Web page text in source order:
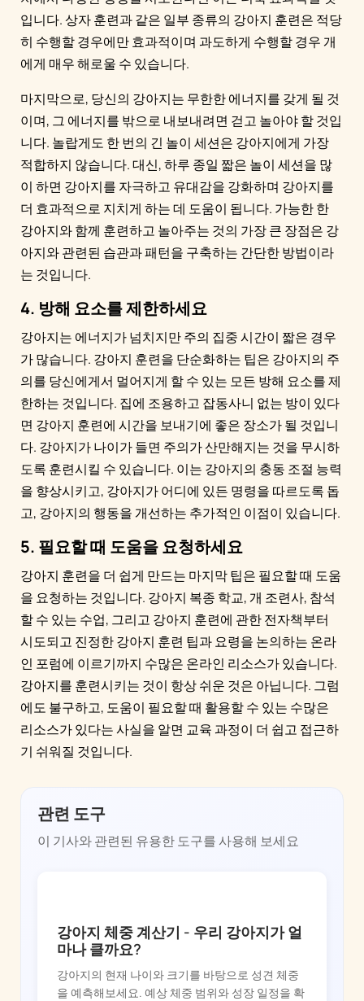
입니다. 상자 훈련과 같은 일부 종류의 강아지 훈련은 적당
히 수행할 경우에만 효과적이며 과도하게 수행할 경우 개
에게 매우 해로울 수 있습니다.
마지막으로, 당신의 강아지는 무한한 에너지를 갖게 될 것
이며, 그 에너지를 밖으로 내보내려면 걷고 놀아야 할 것입
니다. 놀랍게도 한 번의 긴 놀이 세션은 강아지에게 가장
적합하지 않습니다. 대신, 하루 종일 짧은 놀이 세션을 많
이 하면 강아지를 자극하고 유대감을 강화하며 강아지를
더 효과적으로 지치게 하는 데 도움이 됩니다. 가능한 한
강아지와 함께 훈련하고 놀아주는 것의 가장 큰 장점은 강
아지와 관련된 습관과 패턴을 구축하는 간단한 방법이라
는 것입니다.
4. 방해 요소를 제한하세요
강아지는 에너지가 넘치지만 주의 집중 시간이 짧은 경우
가 많습니다. 강아지 훈련을 단순화하는 팁은 강아지의 주
의를 당신에게서 멀어지게 할 수 있는 모든 방해 요소를 제
한하는 것입니다. 집에 조용하고 잡동사니 없는 방이 있다
면 강아지 훈련에 시간을 보내기에 좋은 장소가 될 것입니
다. 강아지가 나이가 들면 주의가 산만해지는 것을 무시하
도록 훈련시킬 수 있습니다. 이는 강아지의 충동 조절 능력
을 향상시키고, 강아지가 어디에 있든 명령을 따르도록 돕
고, 강아지의 행동을 개선하는 추가적인 이점이 있습니다.
5. 필요할 때 도움을 요청하세요
강아지 훈련을 더 쉽게 만드는 마지막 팁은 필요할 때 도움
을 요청하는 것입니다. 강아지 복종 학교, 개 조련사, 참석
할 수 있는 수업, 그리고 강아지 훈련에 관한 전자책부터
시도되고 진정한 강아지 훈련 팁과 요령을 논의하는 온라
인 포럼에 이르기까지 수많은 온라인 리소스가 있습니다.
강아지를 훈련시키는 것이 항상 쉬운 것은 아닙니다. 그럼
에도 불구하고, 도움이 필요할 때 활용할 수 있는 수많은
리소스가 있다는 사실을 알면 교육 과정이 더 쉽고 접근하
기 쉬워질 것입니다.
관련 도구
이 기사와 관련된 유용한 도구를 사용해 보세요
강아지 체중 계산기 - 우리 강아지가 얼
마나 클까요?
강아지의 현재 나이와 크기를 바탕으로 성견 체중
을 예측해보세요. 예상 체중 범위와 성장 일정을 확